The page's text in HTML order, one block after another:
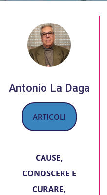
Antonio La Daga
ARTICOLI
CAUSE,
CONOSCERE E
CURARE,